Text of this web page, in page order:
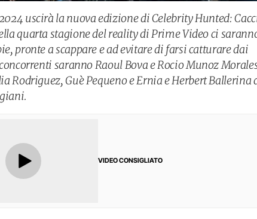
uscirà la nuova edizione di Celebrity Hunted:
quarta stagione del reality di Prime Video ci
pronte a scappare e ad evitare di farsi catturare dai
saranno Raoul Bova e Rocio Munoz
Rodriguez, Guè Pequeno e Ernia e Herbert Ballerina
VIDEO CONSIGLIATO